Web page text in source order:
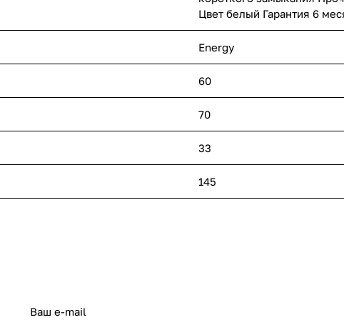
Цвет белый Гарантия 6
Energy
60
70
33
145